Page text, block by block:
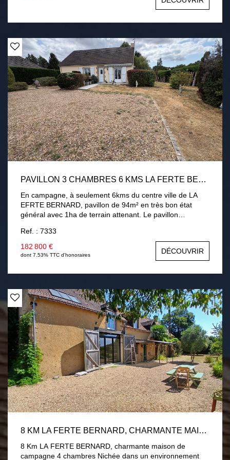
3000 m2 environ avec terrasse, cour intérieur et appentis
chauffage électrique, conduit existant pour poêle Tout à
l'égout Une visite s'impose !
PAVILLON 3 CHAMBRES 6 KMS LA FERTE BERNARD 1HA DE TERRAIN
En campagne, à seulement 6kms du centre ville de LA
EFRTE BERNARD, pavillon de 94m² en très bon état
général avec 1ha de terrain attenant. Le pavillon
salon-séjour avec poêle à granulés, une chambre, une
salle d'eau. En demi palier deux chambres. Garage,
buanderie. Menuiseries PVC double vitrage volets
roulants électrique. Assainissement par fosse toutes eaux
conforme. Terrain de 1 hectare divisé en près et verger
Ref. : 7333
182 800 €
dont 7.53% TTC d'honoraires DÉCOUVRIR
8 KM LA FERTE BERNARD, CHARMANTE MAISON DE CAMPAGNE 4 CHAMBRES
8 Km LA FERTE BERNARD, charmante maison de
campagne 4 chambres Nichée dans un environnement